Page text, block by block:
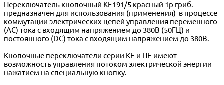
Переключатель кнопочный КЕ191/5 красный 1р гриб. -
предназначен для использования (применения) в процессе
коммутации электрических цепей управления переменного
(АС) тока с входящим напряжением до 380В (50ГЦ) и
постоянного (DC) тока с входящим напряжением до 380В.
Кнопочные переключатели серии КЕ и ПЕ имеют
возможность управления потоком электрической энергии
нажатием на специальную кнопку.